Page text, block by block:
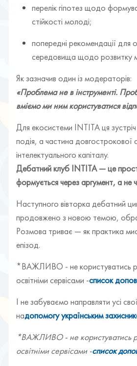
перелік гіпотез щодо
стійкості молоді;
попередні рекомендації для
середовища щодо розвитку
Як зазначив один із модераторів:
«Проблема не в інструменті.
вміємо ми ним користуватися
Для екосистеми INTITA ця
подія, а частина довгострокової
інтелектуального капіталу.
Дебатний клуб INTITA — це
формується через аргумент, а не
Наступного вівторка дебатний
продовжено з новою темою,
Розмова триває — як практика
епізод.
*ВАЖЛИВО - не користуватись
освітніми сервісами -список
І не забуваємо направляти усі
надопомогу українським
*ВАЖЛИВО - не користуватись
освітніми сервісами -список